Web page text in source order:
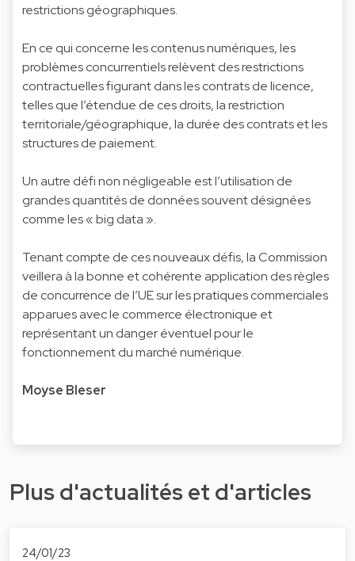
restrictions géographiques.
En ce qui concerne les contenus numériques, les
problèmes concurrentiels relèvent des restrictions
contractuelles figurant dans les contrats de licence,
telles que l’étendue de ces droits, la restriction
territoriale/géographique, la durée des contrats et les
structures de paiement.
Un autre défi non négligeable est l’utilisation de
grandes quantités de données souvent désignées
comme les « big data ».
Tenant compte de ces nouveaux défis, la Commission
veillera à la bonne et cohérente application des règles
de concurrence de l’UE sur les pratiques commerciales
apparues avec le commerce électronique et
représentant un danger éventuel pour le
fonctionnement du marché numérique.
Moyse Bleser
Plus d'actualités et d'articles
24/01/23